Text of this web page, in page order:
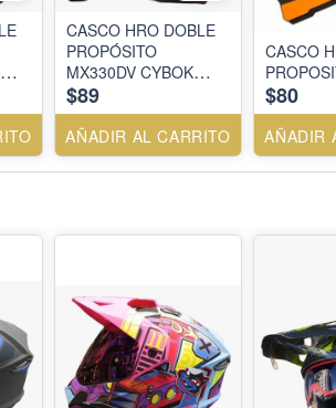
CASCO HRO DOBLE
PROPÓSITO
MX330DV CYBOK
AZ.M FC
$89
AÑADIR AL CARRITO
CASCO
$80
AÑADIR